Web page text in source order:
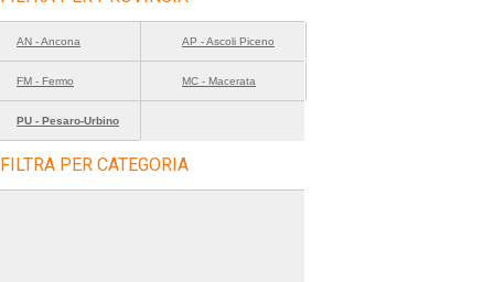
AN - Ancona AP - Ascoli Piceno
FM - Fermo MC - Macerata
PU - Pesaro-Urbino
FILTRA PER CATEGORIA